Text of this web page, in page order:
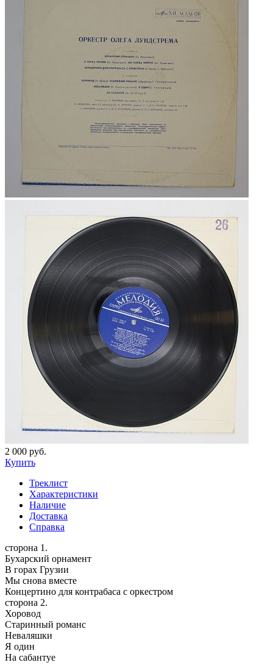
2 000 руб.
Купить
Треклист
Характеристики
Наличие
Доставка
Справка
сторона 1.
Бухарский орнамент
В горах Грузии
Мы снова вместе
Концертино для контрабаса с оркестром
сторона 2.
Хоровод
Старинный романс
Неваляшки
Я один
На сабантуе